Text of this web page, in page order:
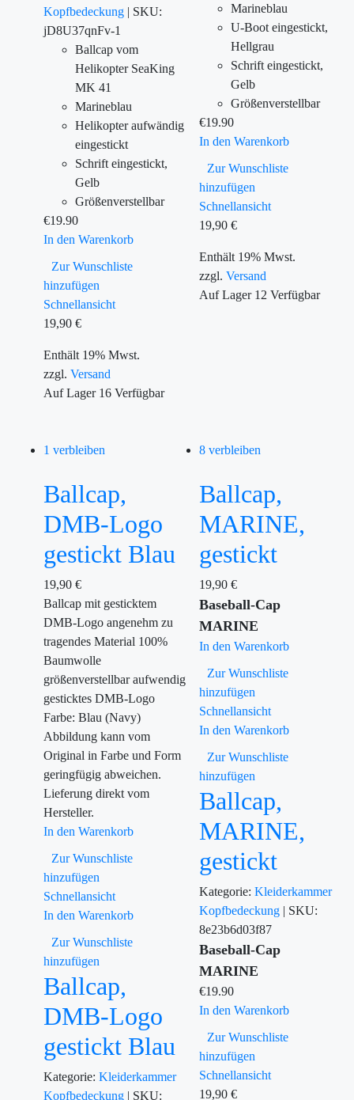
Kopfbedeckung | SKU:
jD8U37qnFv-1
Ballcap vom
Helikopter SeaKing
MK 41
Marineblau
Helikopter aufwändig
eingestickt
Schrift eingestickt,
Gelb
Größenverstellbar
€19.90
In den Warenkorb
Zur Wunschliste
hinzufügen
Schnellansicht
19,90 €
Enthält 19% Mwst.
zzgl. Versand
Auf Lager16 Verfügbar
Marineblau
U-Boot eingestickt,
Hellgrau
Schrift eingestickt,
Gelb
Größenverstellbar
€19.90
In den Warenkorb
Zur Wunschliste
hinzufügen
Schnellansicht
19,90 €
Enthält 19% Mwst.
zzgl. Versand
Auf Lager12 Verfügbar
1 verbleiben
Ballcap,
DMB-Logo
gestickt Blau
19,90 €
Ballcap mit gesticktem
DMB-Logo angenehm zu
tragendes Material 100%
Baumwolle
größenverstellbar aufwendig
gesticktes DMB-Logo
Farbe: Blau (Navy)
Abbildung kann vom
Original in Farbe und Form
geringfügig abweichen.
Lieferung direkt vom
Hersteller.
In den Warenkorb
Zur Wunschliste
hinzufügen
Schnellansicht
In den Warenkorb
Zur Wunschliste
hinzufügen
Ballcap,
DMB-Logo
gestickt Blau
Kategorie: Kleiderkammer
Kopfbedeckung | SKU:
8 verbleiben
Ballcap,
MARINE,
gestickt
19,90 €
Baseball-Cap
MARINE
In den Warenkorb
Zur Wunschliste
hinzufügen
Schnellansicht
In den Warenkorb
Zur Wunschliste
hinzufügen
Ballcap,
MARINE,
gestickt
Kategorie: Kleiderkammer
Kopfbedeckung | SKU:
8e23b6d03f87
Baseball-Cap
MARINE
€19.90
In den Warenkorb
Zur Wunschliste
hinzufügen
Schnellansicht
19,90 €